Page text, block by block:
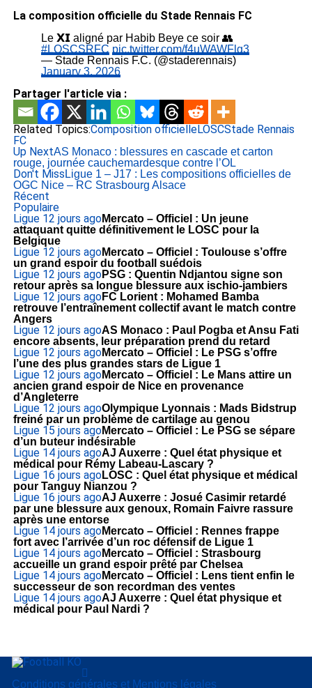
La composition officielle du Stade Rennais FC
Le 𝗫𝗜 aligné par Habib Beye ce soir 👥
#LOSCSRFC pic.twitter.com/f4uWAWFlg3
— Stade Rennais F.C. (@staderennais)
January 3, 2026
Partager l'article via :
Related Topics:Composition officielleLOSCStade Rennais
FC
Up NextAS Monaco : blessures en cascade et carton
rouge, journée cauchemardesque contre l’OL
Don't Miss Ligue 1 – J17 : Les compositions officielles de
OGC Nice – RC Strasbourg Alsace
Récent
Populaire
Ligue 12 jours agoMercato – Officiel : Un jeune
attaquant quitte définitivement le LOSC pour la
Belgique
Ligue 12 jours agoMercato – Officiel : Toulouse s’offre
un grand espoir du football suédois
Ligue 12 jours agoPSG : Quentin Ndjantou signe son
retour après sa longue blessure aux ischio-jambiers
Ligue 12 jours agoFC Lorient : Mohamed Bamba
retrouve l’entraînement collectif avant le match contre
Angers
Ligue 12 jours agoAS Monaco : Paul Pogba et Ansu Fati
encore absents, leur préparation prend du retard
Ligue 12 jours agoMercato – Officiel : Le PSG s’offre
l’une des plus grandes stars de Ligue 1
Ligue 12 jours agoMercato – Officiel : Le Mans attire un
ancien grand espoir de Nice en provenance
d’Angleterre
Ligue 12 jours agoOlympique Lyonnais : Mads Bidstrup
freiné par un problème de cartilage au genou
Ligue 15 jours agoMercato – Officiel : Le PSG se sépare
d’un buteur indésirable
Ligue 14 jours agoAJ Auxerre : Quel état physique et
médical pour Rémy Labeau-Lascary ?
Ligue 16 jours agoLOSC : Quel état physique et médical
pour Tanguy Nianzou ?
Ligue 16 jours agoAJ Auxerre : Josué Casimir retardé
par une blessure aux genoux, Romain Faivre rassure
après une entorse
Ligue 14 jours agoMercato – Officiel : Rennes frappe
fort avec l’arrivée d’un roc défensif de Ligue 1
Ligue 14 jours agoMercato – Officiel : Strasbourg
accueille un grand espoir prêté par Chelsea
Ligue 14 jours agoMercato – Officiel : Lens tient enfin le
successeur de son recordman des ventes
Ligue 14 jours agoAJ Auxerre : Quel état physique et
médical pour Paul Nardi ?
Conditions générales et Mentions légales